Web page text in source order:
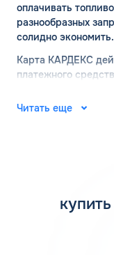
оплачивать
разнообразных
солидно экономить.
Карта КАРДЕКС
платежного
обладателям
длительные
Топливная карта
позволяет намного
сочетании с
Читать еще